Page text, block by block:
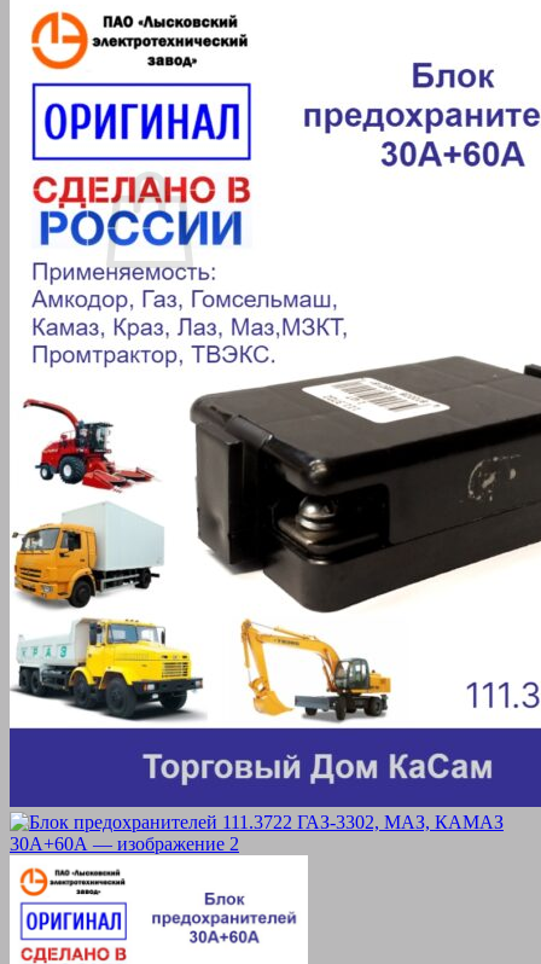
Искать:
Корзина пуста.
Вернуться в магазин